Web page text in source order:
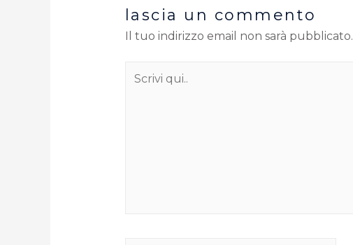
lascia un commento
Il tuo indirizzo email non sarà pubblicato.